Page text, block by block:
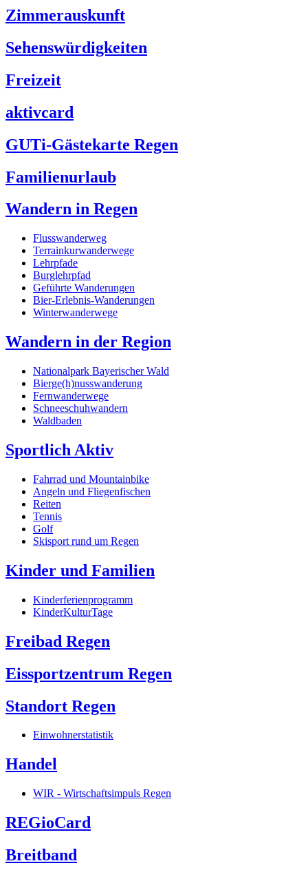
Zimmerauskunft
Sehenswürdigkeiten
Freizeit
aktivcard
GUTi-Gästekarte Regen
Familienurlaub
Wandern in Regen
Flusswanderweg
Terrainkurwanderwege
Lehrpfade
Burglehrpfad
Geführte Wanderungen
Bier-Erlebnis-Wanderungen
Winterwanderwege
Wandern in der Region
Nationalpark Bayerischer Wald
Bierge(h)nusswanderung
Fernwanderwege
Schneeschuhwandern
Waldbaden
Sportlich Aktiv
Fahrrad und Mountainbike
Angeln und Fliegenfischen
Reiten
Tennis
Golf
Skisport rund um Regen
Kinder und Familien
Kinderferienprogramm
KinderKulturTage
Freibad Regen
Eissportzentrum Regen
Standort Regen
Einwohnerstatistik
Handel
WIR - Wirtschaftsimpuls Regen
REGioCard
Breitband